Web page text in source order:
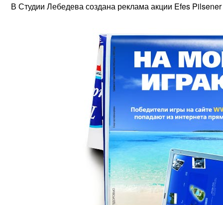
В Студии Лебедева создана реклама акции Efes